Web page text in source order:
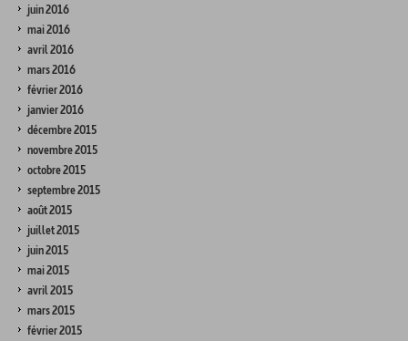
juin 2016
mai 2016
avril 2016
mars 2016
février 2016
janvier 2016
décembre 2015
novembre 2015
octobre 2015
septembre 2015
août 2015
juillet 2015
juin 2015
mai 2015
avril 2015
mars 2015
février 2015